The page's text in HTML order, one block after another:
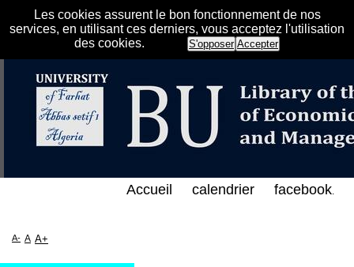
Les cookies assurent le bon fonctionnement de nos
services, en utilisant ces derniers, vous acceptez l'utilisation
des cookies.
S'opposer Accepter
الفهرس الإلكتروني على الخط المباشر لمكتبة كلية
Accueil calendrier facebook.
A- A A+